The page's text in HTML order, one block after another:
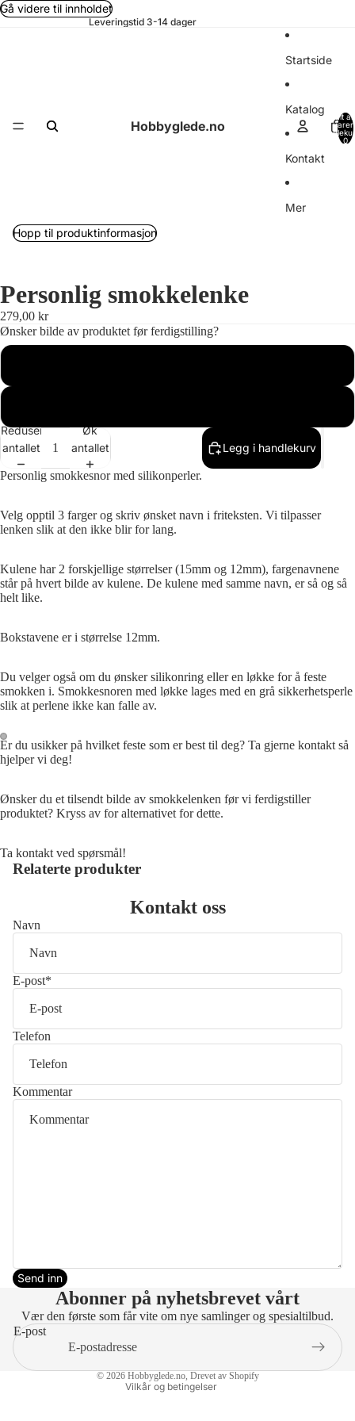
Gå videre til innholdet
Leveringstid 3-14 dager
Hobbyglede.no
Startside
Katalog
Kontakt
Mer
Totalt
varer
0
Hopp til produktinformasjon
Åpne
i
fullskjerm
Åpne
i
fullskjerm
Personlig smokkelenke
279,00 kr
Ønsker bilde av produktet før ferdigstilling?
Reduser
antallet
Øk
antallet
Legg i handlekurv
Personlig smokkesnor med silikonperler.
Velg opptil 3 farger og skriv ønsket navn i friteksten. Vi tilpasser
lenken slik at den ikke blir for lang.
Kulene har 2 forskjellige størrelser (15mm og 12mm), fargenavnene
står på hvert bilde av kulene. De kulene med samme navn, er så og så
helt like.
Bokstavene er i størrelse 12mm.
Du velger også om du ønsker silikonring eller en løkke for å feste
smokken i. Smokkesnoren med løkke lages med en grå sikkerhetsperle
slik at perlene ikke kan falle av.
Er du usikker på hvilket feste som er best til deg? Ta gjerne kontakt så
hjelper vi deg!
Ønsker du et tilsendt bilde av smokkelenken før vi ferdigstiller
produktet? Kryss av for alternativet for dette.
Ta kontakt ved spørsmål!
Relaterte produkter
Kontakt oss
Navn
E-post*
Telefon
Kommentar
Send inn
Abonner på nyhetsbrevet vårt
Vær den første som får vite om nye samlinger og spesialtilbud.
E-post
© 2026 Hobbyglede.no, Drevet av Shopify
Vilkår og betingelser